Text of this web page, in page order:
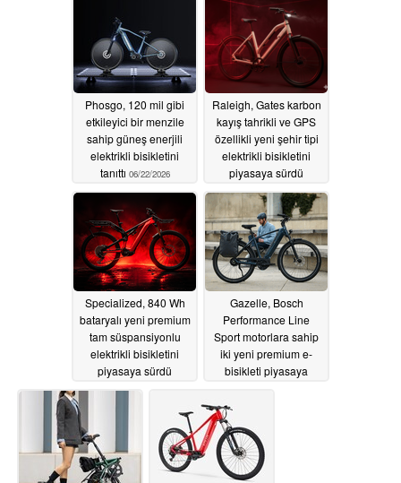
Phosgo, 120 mil gibi
etkileyici bir menzile
sahip güneş enerjili
elektrikli bisikletini
tanıttı 06/22/2026
Raleigh, Gates karbon
kayış tahrikli ve GPS
özellikli yeni şehir tipi
elektrikli bisikletini
piyasaya sürdü
06/19/2026
Specialized, 840 Wh
bataryalı yeni premium
tam süspansiyonlu
elektrikli bisikletini
piyasaya sürdü
06/13/2026
Gazelle, Bosch
Performance Line
Sport motorlara sahip
iki yeni premium e-
bisikleti piyasaya